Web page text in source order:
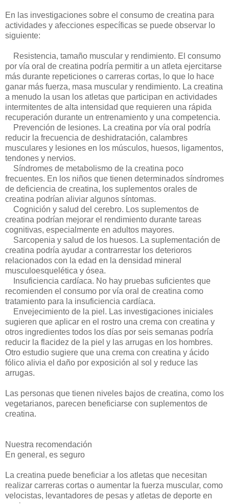
En las investigaciones sobre el consumo de creatina para
actividades y afecciones específicas se puede observar lo
siguiente:
Resistencia, tamaño muscular y rendimiento. El consumo
por vía oral de creatina podría permitir a un atleta ejercitarse
más durante repeticiones o carreras cortas, lo que lo hace
ganar más fuerza, masa muscular y rendimiento. La creatina
a menudo la usan los atletas que participan en actividades
intermitentes de alta intensidad que requieren una rápida
recuperación durante un entrenamiento y una competencia.
Prevención de lesiones. La creatina por vía oral podría
reducir la frecuencia de deshidratación, calambres
musculares y lesiones en los músculos, huesos, ligamentos,
tendones y nervios.
Síndromes de metabolismo de la creatina poco
frecuentes. En los niños que tienen determinados síndromes
de deficiencia de creatina, los suplementos orales de
creatina podrían aliviar algunos síntomas.
Cognición y salud del cerebro. Los suplementos de
creatina podrían mejorar el rendimiento durante tareas
cognitivas, especialmente en adultos mayores.
Sarcopenia y salud de los huesos. La suplementación de
creatina podría ayudar a contrarrestar los deterioros
relacionados con la edad en la densidad mineral
musculoesquelética y ósea.
Insuficiencia cardíaca. No hay pruebas suficientes que
recomienden el consumo por vía oral de creatina como
tratamiento para la insuficiencia cardíaca.
Envejecimiento de la piel. Las investigaciones iniciales
sugieren que aplicar en el rostro una crema con creatina y
otros ingredientes todos los días por seis semanas podría
reducir la flacidez de la piel y las arrugas en los hombres.
Otro estudio sugiere que una crema con creatina y ácido
fólico alivia el daño por exposición al sol y reduce las
arrugas.
Las personas que tienen niveles bajos de creatina, como los
vegetarianos, parecen beneficiarse con suplementos de
creatina.
Nuestra recomendación
En general, es seguro
La creatina puede beneficiar a los atletas que necesitan
realizar carreras cortas o aumentar la fuerza muscular, como
velocistas, levantadores de pesas y atletas de deporte en